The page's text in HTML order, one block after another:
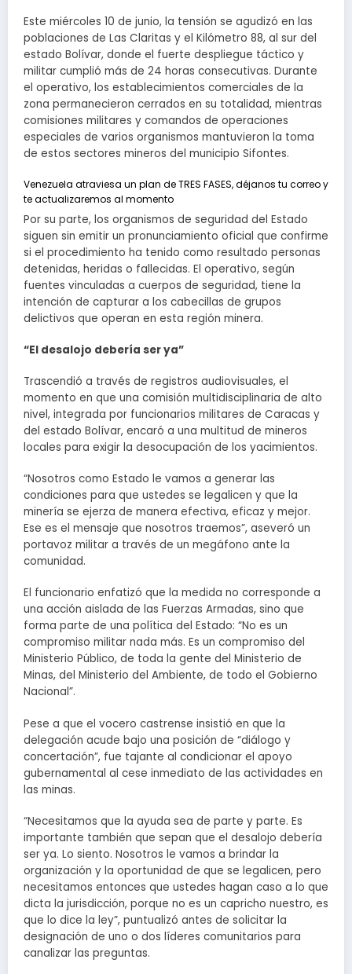
Este miércoles 10 de junio, la tensión se agudizó en las
poblaciones de Las Claritas y el Kilómetro 88, al sur del
estado Bolívar, donde el fuerte despliegue táctico y
militar cumplió más de 24 horas consecutivas. Durante
el operativo, los establecimientos comerciales de la
zona permanecieron cerrados en su totalidad, mientras
comisiones militares y comandos de operaciones
especiales de varios organismos mantuvieron la toma
de estos sectores mineros del municipio Sifontes.
Venezuela atraviesa un plan de TRES FASES, déjanos tu correo y
te actualizaremos al momento
Por su parte, los organismos de seguridad del Estado
siguen sin emitir un pronunciamiento oficial que confirme
si el procedimiento ha tenido como resultado personas
detenidas, heridas o fallecidas. El operativo, según
fuentes vinculadas a cuerpos de seguridad, tiene la
intención de capturar a los cabecillas de grupos
delictivos que operan en esta región minera.
“El desalojo debería ser ya”
Trascendió a través de registros audiovisuales, el
momento en que una comisión multidisciplinaria de alto
nivel, integrada por funcionarios militares de Caracas y
del estado Bolívar, encaró a una multitud de mineros
locales para exigir la desocupación de los yacimientos.
“Nosotros como Estado le vamos a generar las
condiciones para que ustedes se legalicen y que la
minería se ejerza de manera efectiva, eficaz y mejor.
Ese es el mensaje que nosotros traemos”, aseveró un
portavoz militar a través de un megáfono ante la
comunidad.
El funcionario enfatizó que la medida no corresponde a
una acción aislada de las Fuerzas Armadas, sino que
forma parte de una política del Estado: “No es un
compromiso militar nada más. Es un compromiso del
Ministerio Público, de toda la gente del Ministerio de
Minas, del Ministerio del Ambiente, de todo el Gobierno
Nacional”.
Pese a que el vocero castrense insistió en que la
delegación acude bajo una posición de “diálogo y
concertación”, fue tajante al condicionar el apoyo
gubernamental al cese inmediato de las actividades en
las minas.
“Necesitamos que la ayuda sea de parte y parte. Es
importante también que sepan que el desalojo debería
ser ya. Lo siento. Nosotros le vamos a brindar la
organización y la oportunidad de que se legalicen, pero
necesitamos entonces que ustedes hagan caso a lo que
dicta la jurisdicción, porque no es un capricho nuestro, es
que lo dice la ley”, puntualizó antes de solicitar la
designación de uno o dos líderes comunitarios para
canalizar las preguntas.